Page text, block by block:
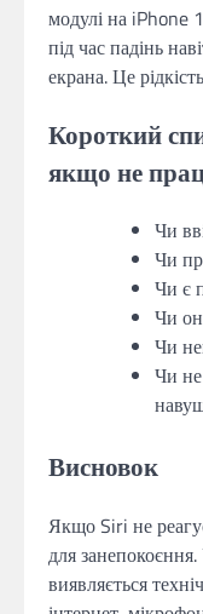
модулі на iPhone
під час падінь
екрана. Це
Короткий
якщо не
Чи
Чи
Чи є
Чи
Чи
Чи
Висновок
Якщо Siri не
для
виявляється